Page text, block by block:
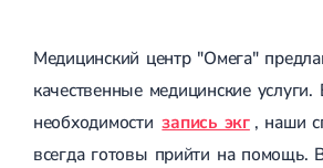
Хронический тиреоидит
Гипертиреоз
Болезнь Иценко-Кушинга
Гипоталамический синдром
Медицинский центр "Омега"
качественные медицинские услуги.
необходимости запись экг , наши
всегда готовы прийти на помощь.